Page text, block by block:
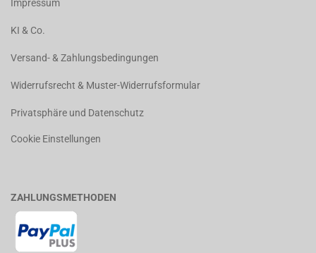
Impressum
KI & Co.
Versand- & Zahlungsbedingungen
Widerrufsrecht & Muster-Widerrufsformular
Privatsphäre und Datenschutz
Cookie Einstellungen
ZAHLUNGSMETHODEN